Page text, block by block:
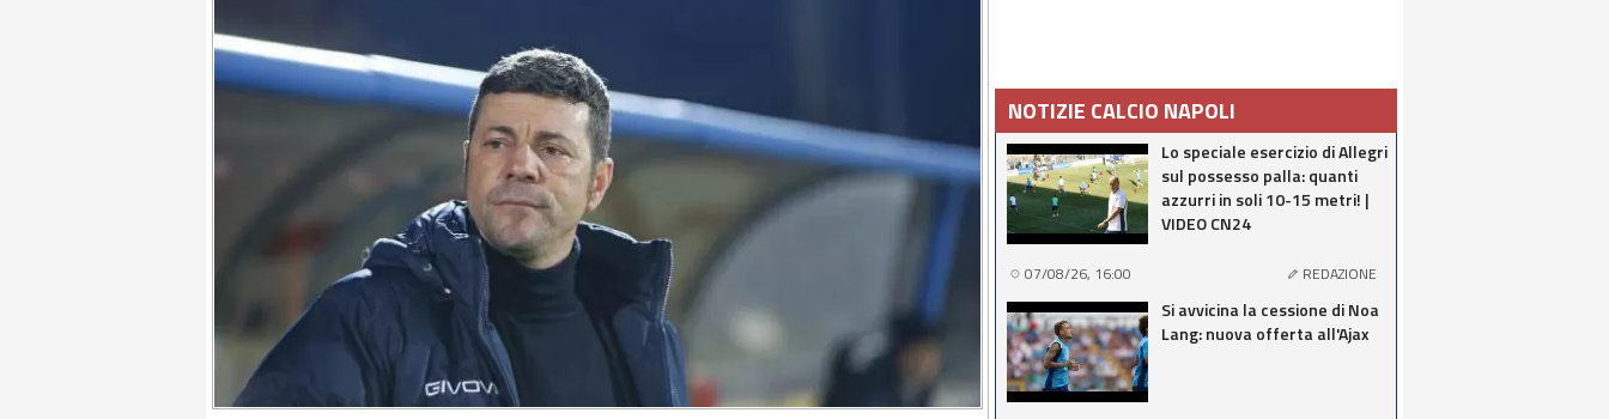
NOTIZIE CALCIO NAPOLI
Lo speciale esercizio di Allegri
sul possesso palla: quanti
azzurri in soli 10-15 metri! |
VIDEO CN24
07/08/26, 16:00 REDAZIONE
Si avvicina la cessione di Noa
Lang: nuova offerta all'Ajax